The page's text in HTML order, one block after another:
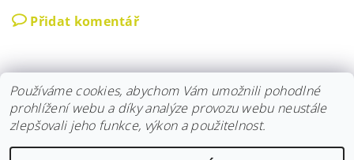
Přidat komentář
Instagram | Fler | Facebook
Používáme cookies, abychom Vám umožnili pohodlné
prohlížení webu a díky analýze provozu webu neustále
zlepšovali jeho funkce, výkon a použitelnost.